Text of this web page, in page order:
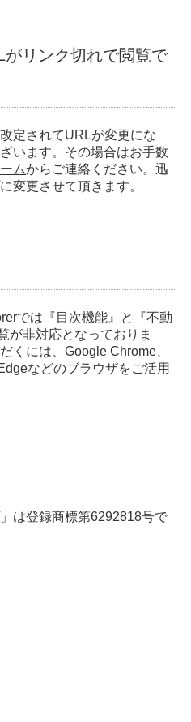
リンク切れで閲覧で
定されてURLが変更にな
います。その場合はお手数
ムからご連絡ください。迅
変更させて頂きます。
では『目次機能』と『不動
が非対応となっておりま
くには、Google Chrome、
などのブラウザをご活用
は登録商標第6292818号で